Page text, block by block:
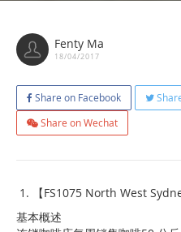
Fenty Ma
18/04/2017
Share on Facebook
Share on Wechat
【FS1075 North West
基本概述